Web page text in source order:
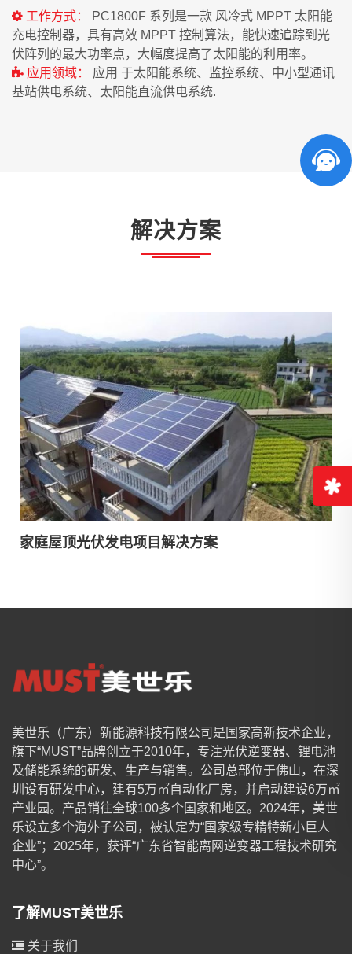
工作方式：
PC1800F 系列是一款 风冷式 MPPT 太阳能
充电控制器，具有高效 MPPT 控制算法，能快速追踪到光
伏阵列的最大功率点，大幅度提高了太阳能的利用率。
应用领域：
应用 于太阳能系统、监控系统、中小型通讯
基站供电系统、太阳能直流供电系统.
解决方案
家庭屋顶光伏发电项目解决方案
美世乐（广东）新能源科技有限公司是国家高新技术企业，
旗下“MUST”品牌创立于2010年，专注光伏逆变器、锂电池
及储能系统的研发、生产与销售。公司总部位于佛山，在深
圳设有研发中心，建有5万㎡自动化厂房，并启动建设6万㎡
产业园。产品销往全球100多个国家和地区。2024年，美世
乐设立多个海外子公司，被认定为“国家级专精特新小巨人
企业”；2025年，获评“广东省智能离网逆变器工程技术研究
中心”。
了解MUST美世乐
关于我们